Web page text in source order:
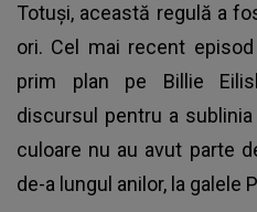
Totuşi, această regulă a
ori. Cel mai recent
prim plan pe Billie
discursul pentru a
culoare nu au avut parte
de-a lungul anilor, la galele